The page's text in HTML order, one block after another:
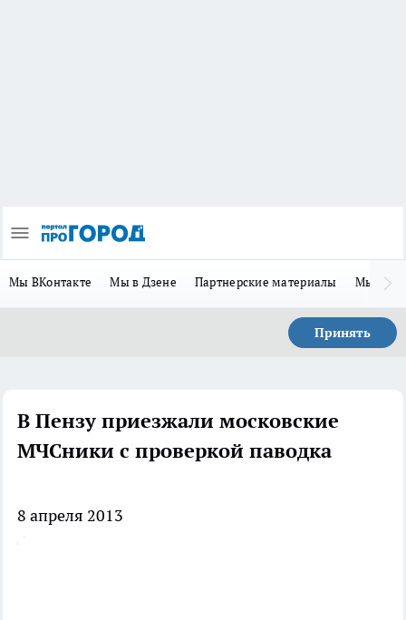
Мы ВКонтакте Мы в Дзене Партнерские материалы Мы в
Принять
В Пензу приезжали московские
МЧСники с проверкой паводка
8 апреля 2013